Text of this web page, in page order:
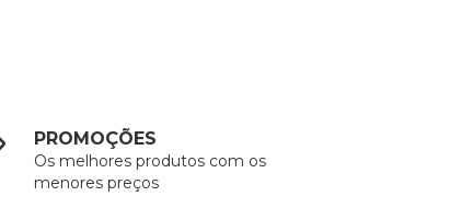
PROMOÇÕES
Os melhores produtos com os
menores preços